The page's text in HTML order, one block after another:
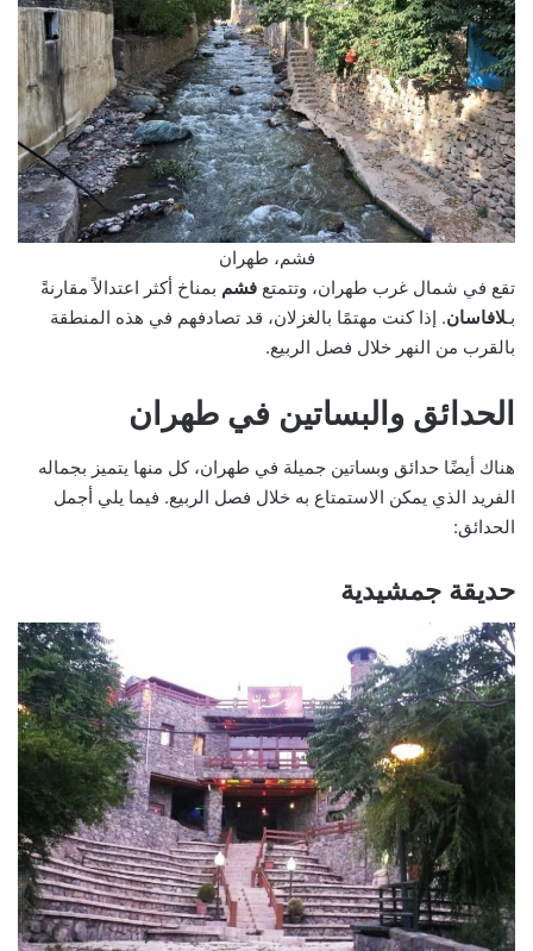
فشم، طهران
تقع في شمال غرب طهران، وتتمتع فشم بمناخ أكثر اعتدالاً مقارنةً
بـلافاسان. إذا كنت مهتمًا بالغزلان، قد تصادفهم في هذه المنطقة
بالقرب من النهر خلال فصل الربيع.
الحدائق والبساتين في طهران
هناك أيضًا حدائق وبساتين جميلة في طهران، كل منها يتميز بجماله
الفريد الذي يمكن الاستمتاع به خلال فصل الربيع. فيما يلي أجمل
الحدائق:
حديقة جمشيدية